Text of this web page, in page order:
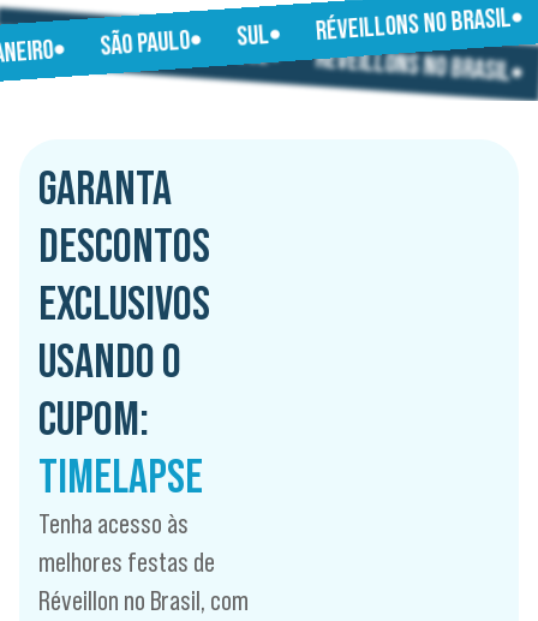
SÃO PAULO SUL RÉVEILLONS NO BRASIL
SÃO PAULO SUL RÉVEILLONS NO BRASIL
GARANTA
DESCONTOS
EXCLUSIVOS
USANDO O
CUPOM:
TIMELAPSE
Tenha acesso às
melhores festas de
Réveillon no Brasil, com